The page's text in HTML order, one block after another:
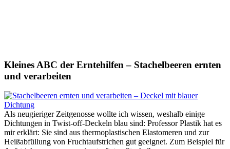
Kleines ABC der Erntehilfen – Stachelbeeren ernten
und verarbeiten
Als neugieriger Zeitgenosse wollte ich wissen, weshalb einige
Dichtungen in Twist-off-Deckeln blau sind: Professor Plastik hat es
mir erklärt: Sie sind aus thermoplastischen Elastomeren und zur
Heißabfüllung von Fruchtaufstrichen gut geeignet. Zum Beispiel für